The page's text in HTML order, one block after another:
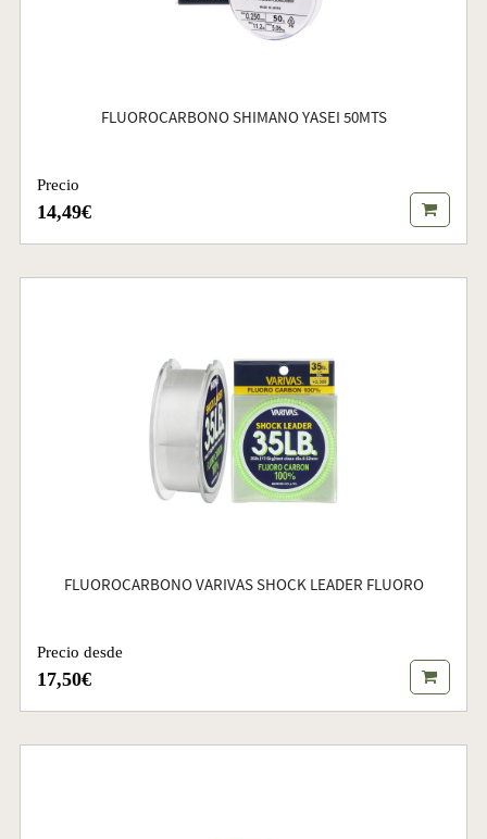
FLUOROCARBONO SHIMANO YASEI 50MTS
Precio
14,49€
FLUOROCARBONO VARIVAS SHOCK LEADER FLUORO
Precio desde
17,50€